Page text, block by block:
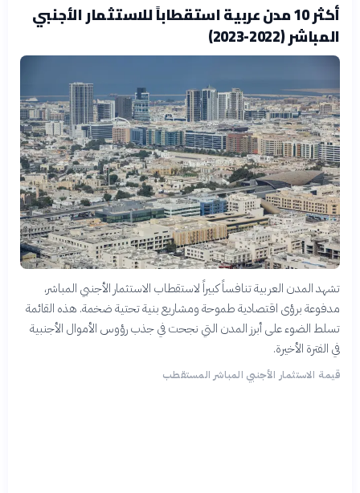
أكثر 10 مدن عربية استقطاباً للاستثمار الأجنبي
المباشر (2022-2023)
تشهد المدن العربية تنافساً كبيراً لاستقطاب الاستثمار الأجنبي المباشر،
مدفوعة برؤى اقتصادية طموحة ومشاريع بنية تحتية ضخمة. هذه القائمة
تسلط الضوء على أبرز المدن التي نجحت في جذب رؤوس الأموال الأجنبية
في الفترة الأخيرة.
قيمة الاستثمار الأجنبي المباشر المستقطب